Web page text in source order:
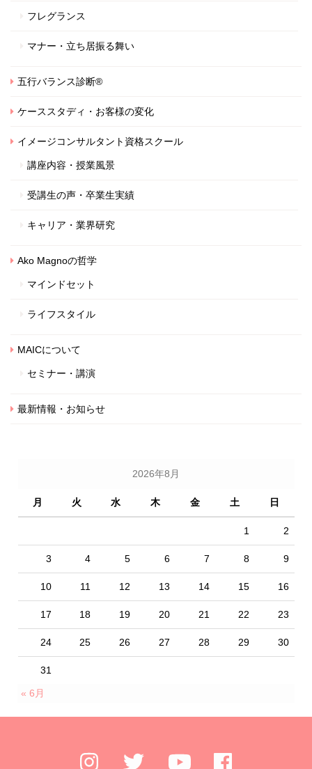
フレグランス
マナー・立ち居振る舞い
五行バランス診断®
ケーススタディ・お客様の変化
イメージコンサルタント資格スクール
講座内容・授業風景
受講生の声・卒業生実績
キャリア・業界研究
Ako Magnoの哲学
マインドセット
ライフスタイル
MAICについて
セミナー・講演
最新情報・お知らせ
2026年8月
月 火 水 木 金 土 日
1 2
3 4 5 6 7 8 9
10 11 12 13 14 15 16
17 18 19 20 21 22 23
24 25 26 27 28 29 30
31
« 6月